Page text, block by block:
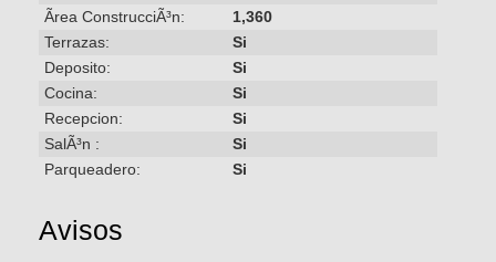
Ãrea ConstrucciÃ³n:
1,360
Terrazas:
Si
Deposito:
Si
Cocina:
Si
Recepcion:
Si
SalÃ³n :
Si
Parqueadero:
Si
Avisos